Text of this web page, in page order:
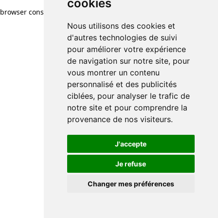
cookies
Nous utilisons des cookies et
d'autres technologies de suivi
pour améliorer votre expérience
de navigation sur notre site, pour
vous montrer un contenu
personnalisé et des publicités
ciblées, pour analyser le trafic de
notre site et pour comprendre la
provenance de nos visiteurs.
J'accepte
Je refuse
Changer mes préférences
browser console for more information)